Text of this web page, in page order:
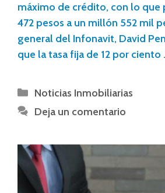
máximo de crédito, con lo que
472 pesos a un millón 552 mil
general del Infonavit, David
que la tasa fija de 12 por ciento
Noticias Inmobiliarias
Deja un comentario